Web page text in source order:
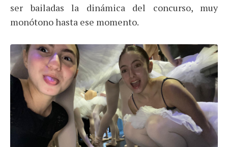
ser bailadas la dinámica del concurso, muy
monótono hasta ese momento.